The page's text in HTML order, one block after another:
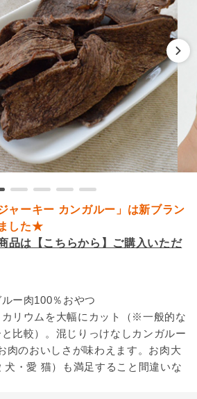
ャーキー カンガルー」は新ブラン
した★
品は【こちらから】ご購入いただ
ー肉100％おやつ
リウムを大幅にカット（※一般的な
比較）。混じりっけなしカンガルー
肉のおいしさが味わえます。お肉大
犬・愛 猫）も満足すること間違いな